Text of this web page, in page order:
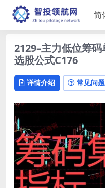
2129–主力低位筹
选股公式C176
详情介绍 常见问题